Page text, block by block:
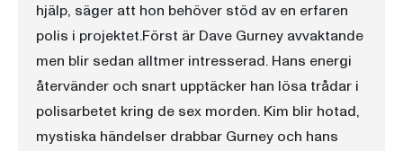
hjälp, säger att hon behöver stöd av en erfaren
polis i projektet.Först är Dave Gurney avvaktande
men blir sedan alltmer intresserad. Hans energi
återvänder och snart upptäcker han lösa trådar i
polisarbetet kring de sex morden. Kim blir hotad,
mystiska händelser drabbar Gurney och hans